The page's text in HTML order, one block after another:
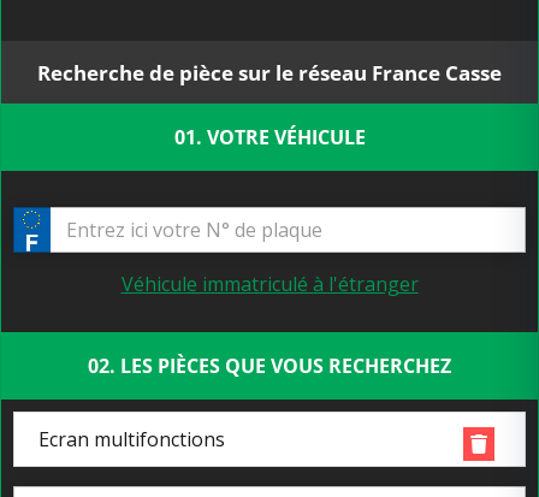
Recherche de pièce sur le réseau France Casse
01. VOTRE VÉHICULE
Véhicule immatriculé à l'étranger
02. LES PIÈCES QUE VOUS RECHERCHEZ
Ecran multifonctions